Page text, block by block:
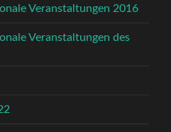
Veranstaltungen 2016
Veranstaltungen des